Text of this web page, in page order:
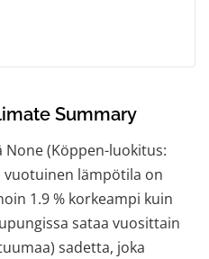
Summary
(Köppen-luokitus:
vuotuinen lämpötila on
1.9 % korkeampi kuin
sataa vuosittain
sadetta, joka